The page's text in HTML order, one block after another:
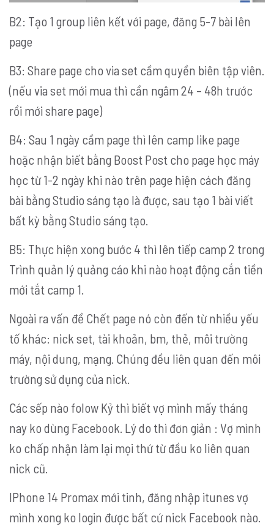
B2: Tạo 1 group liên kết với page, đăng 5-7 bài lên
page
B3: Share page cho via set cầm quyền biên tập viên.
(nếu via set mới mua thì cần ngâm 24 – 48h trước
rồi mới share page)
B4: Sau 1 ngày cầm page thì lên camp like page
hoặc nhận biết bằng Boost Post cho page học máy
học từ 1-2 ngày khi nào trên page hiện cách đăng
bài bằng Studio sáng tạo là được, sau tạo 1 bài viết
bất kỳ bằng Studio sáng tạo.
B5: Thực hiện xong bước 4 thì lên tiếp camp 2 trong
Trình quản lý quảng cáo khi nào hoạt động cắn tiền
mới tắt camp 1.
Ngoài ra vấn đề Chết page nó còn đến từ nhiều yếu
tố khác: nick set, tài khoản, bm, thẻ, môi trường
máy, nội dung, mạng. Chúng đều liên quan đến môi
trường sử dụng của nick.
Các sếp nào folow Kỷ thì biết vợ mình mấy tháng
nay ko dùng Facebook. Lý do thì đơn giản : Vợ mình
ko chấp nhận làm lại mọi thứ từ đầu ko liên quan
nick cũ.
IPhone 14 Promax mới tinh, đăng nhập itunes vợ
mình xong ko login được bất cứ nick Facebook nào.